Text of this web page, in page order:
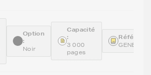
Option
:
Noir
Capacité
:
3 000
pages